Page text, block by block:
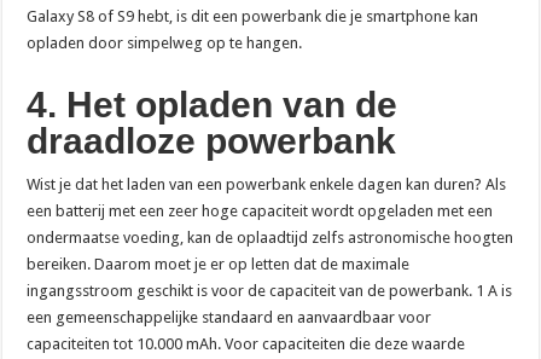
Galaxy S8 of S9 hebt, is dit een powerbank die je smartphone kan
opladen door simpelweg op te hangen.
4. Het opladen van de
draadloze powerbank
Wist je dat het laden van een powerbank enkele dagen kan duren? Als
een batterij met een zeer hoge capaciteit wordt opgeladen met een
ondermaatse voeding, kan de oplaadtijd zelfs astronomische hoogten
bereiken. Daarom moet je er op letten dat de maximale
ingangsstroom geschikt is voor de capaciteit van de powerbank. 1 A is
een gemeenschappelijke standaard en aanvaardbaar voor
capaciteiten tot 10.000 mAh. Voor capaciteiten die deze waarde